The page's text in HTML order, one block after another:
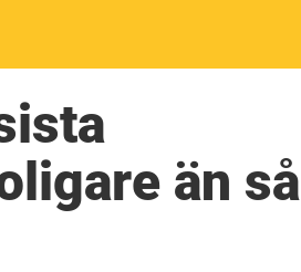
än så